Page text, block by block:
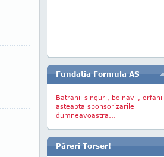
Fundatia Formula AS
Batranii singuri, bolnavii, orfanii
asteapta sponsorizarile
dumneavoastra...
Păreri Torser!